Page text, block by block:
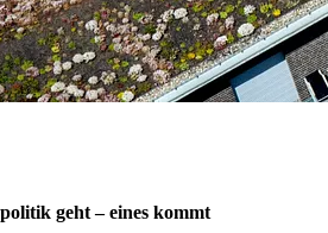
geht – eines kommt